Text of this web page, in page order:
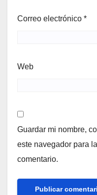
Correo electrónico *
Web
Guardar mi nombre,
este navegador para
comentario.